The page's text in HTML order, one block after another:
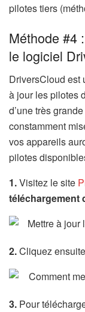
pilotes tiers
Méthode #4
le logiciel
DriversCloud est
à jour les pilotes
d’une très
constamment
vos appareils
pilotes
1.Visitez le site
téléchargement
2.Cliquez
3. Pour